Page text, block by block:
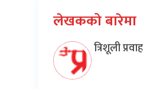
लेखकको बारेमा
त्रिशूली प्रवाह